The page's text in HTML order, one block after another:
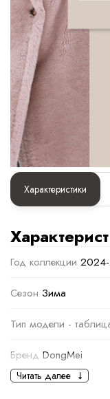
Характеристики
Год коллекции
Сезон Зима
Тип модели -
Бренд DongMei
Читать далее